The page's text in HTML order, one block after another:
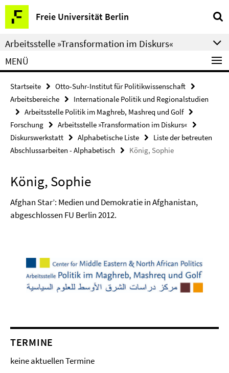
Springe
direkt
zu
Inhalt
Freie Universität Berlin
Service-
Navigation
Arbeitsstelle »Transformation im Diskurs«
MENÜ
Startseite
Otto-Suhr-Institut für Politikwissenschaft
Arbeitsbereiche
Internationale Politik und Regionalstudien
Arbeitsstelle Politik im Maghreb, Mashreq und Golf
Forschung
Arbeitsstelle »Transformation im Diskurs«
Diskurswerkstatt
Alphabetische Liste
Liste der betreuten
Abschlussarbeiten - Alphabetisch
König, Sophie
König, Sophie
Afghan Star’: Medien und Demokratie in Afghanistan,
abgeschlossen FU Berlin 2012.
TERMINE
keine aktuellen Termine